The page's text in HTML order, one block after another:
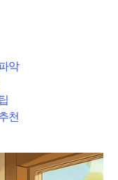
악
천